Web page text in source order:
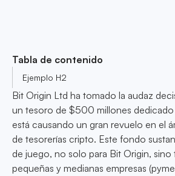
Tabla de contenido
Ejemplo H2
Bit Origin Ltd ha tomado la audaz
un tesoro de $500 millones
está causando un gran revuelo en el
de tesorerías cripto. Este fondo
de juego, no solo para Bit Origin, sino
pequeñas y medianas empresas